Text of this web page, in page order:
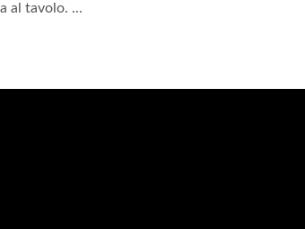
al tavolo. ...